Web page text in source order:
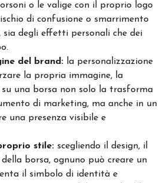
o le valige con il proprio logo
di confusione o smarrimento
sia degli effetti personali che dei
del brand: la personalizzazione
la propria immagine, la
su una borsa non solo la trasforma
di marketing, ma anche in un
una presenza visibile e
stile: scegliendo il design, il
borsa, ognuno può creare un
il simbolo di identità e